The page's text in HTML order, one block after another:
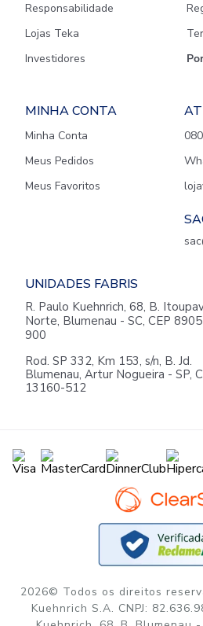
Responsabilidade
Lojas Teka
Investidores
MINHA CONTA
Minha Conta
Meus Pedidos
Meus Favoritos
UNIDADES FABRIS
R. Paulo Kuehnrich, 68, B.
Norte, Blumenau - SC, CEP
900
Rod. SP 332, Km 153, s/n, B. Jd.
Blumenau, Artur Nogueira - SP,
13160-512
2026© Todos os direitos
Kuehnrich S.A. CNPJ: